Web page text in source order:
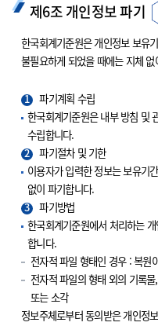
제6조 개인정보 파기
한국회계기준원은 개인정보 보유
불필요하게 되었을 때에는 지체
1
파기계획 수립
한국회계기준원은 내부 방침 및
수립합니다.
2
파기절차 및 기한
이용자가 입력한 정보는 보유기
없이 파기합니다.
3
파기방법
한국회계기준원에서 처리하는
합니다.
전자적 파일 형태인 경우 : 복원
전자적 파일의 형태 외의 기록
또는 소각
정보주체로부터 동의받은 개인정